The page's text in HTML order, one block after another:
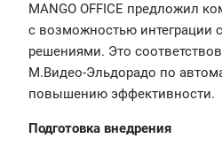
MANGO OFFICE предложил
с возможностью интеграции
решениями. Это
М.Видео-Эльдорадо по
повышению эффективности.
Подготовка внедрения